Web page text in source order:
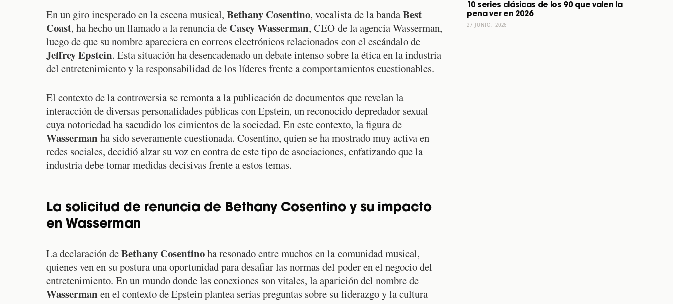
En un giro inesperado en la escena musical, Bethany Cosentino, vocalista de la bandaBest
Coast, ha hecho un llamado a la renuncia de Casey Wasserman, CEO de la agencia Wasserman,
luego de que su nombre apareciera en correos electrónicos relacionados con el escándalo de
Jeffrey Epstein. Esta situación ha desencadenado un debate intenso sobre la ética en la industria
del entretenimiento y la responsabilidad de los líderes frente a comportamientos cuestionables.
El contexto de la controversia se remonta a la publicación de documentos que revelan la
interacción de diversas personalidades públicas con Epstein, un reconocido depredador sexual
cuya notoriedad ha sacudido los cimientos de la sociedad. En este contexto, la figura de
Wasserman ha sido severamente cuestionada. Cosentino, quien se ha mostrado muy activa en
redes sociales, decidió alzar su voz en contra de este tipo de asociaciones, enfatizando que la
industria debe tomar medidas decisivas frente a estos temas.
La solicitud de renuncia de Bethany Cosentino y su impacto
en Wasserman
La declaración deBethany Cosentinoha resonado entre muchos en la comunidad musical,
quienes ven en su postura una oportunidad para desafiar las normas del poder en el negocio del
entretenimiento. En un mundo donde las conexiones son vitales, la aparición del nombre de
Wasserman en el contexto de Epstein plantea serias preguntas sobre su liderazgo y la cultura
10 series clásicas de los 90 que valen la
pena ver en 2026
27 JUNIO, 2026